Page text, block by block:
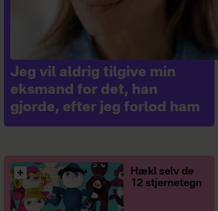
Jeg vil aldrig tilgive min
eksmand for det, han
gjorde, efter jeg forlod ham
Hækl selv de
12 stjernetegn